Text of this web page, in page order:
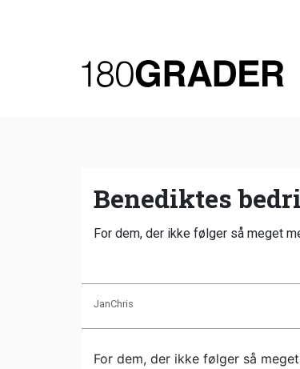
Benediktes
For dem, der ikke følger så meget
JanChris
For dem, der ikke følger så